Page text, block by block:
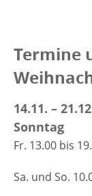
Termine
14.11. –
Sonntag
Fr. 13.00 bis
Sa. und So.